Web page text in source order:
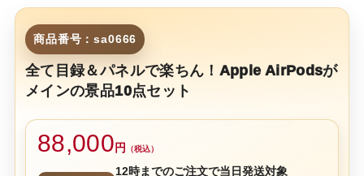
商品番号：sa0666
全て目録＆パネルで楽ちん！Apple AirPodsが
メインの景品10点セット
88,000 円 （税込）
12時までのご注文で当日発送対象